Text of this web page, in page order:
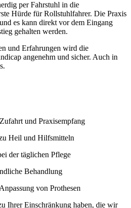
per Fahrstuhl in die
Hürde für Rollstuhlfahrer. Die Praxis
es kann direkt vor dem Eingang
gehalten werden.
und Erfahrungen wird die
angenehm und sicher. Auch in
und Praxisempfang
Heil und Hilfsmitteln
der täglichen Pflege
Behandlung
von Prothesen
Ihrer Einschränkung haben, die wir